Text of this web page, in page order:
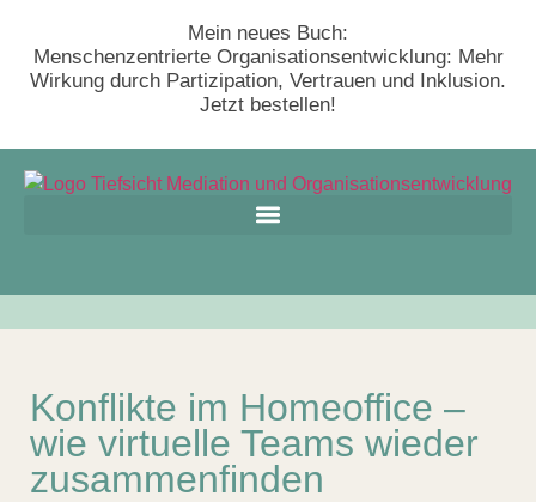
Mein neues Buch:
Menschenzentrierte Organisationsentwicklung: Mehr
Wirkung durch Partizipation, Vertrauen und Inklusion.
Jetzt bestellen!
Konflikte im Homeoffice –
wie virtuelle Teams wieder
zusammenfinden